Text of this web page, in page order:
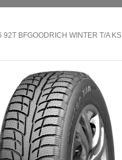
BFGOODRICH WINTER T/A KSI